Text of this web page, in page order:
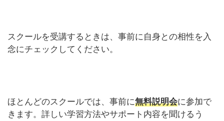
スクールを受講するときは、事前に自身との相性を入
念にチェックしてください。
ほとんどのスクールでは、事前に無料説明会に参加で
きます。詳しい学習方法やサポート内容を聞けるう